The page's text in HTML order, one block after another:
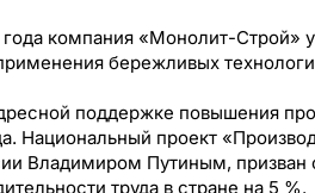
компания «Монолит-Строй»
бережливых
поддержке повышения
Национальный проект
Владимиром Путиным, призван
труда в стране на 5 %.